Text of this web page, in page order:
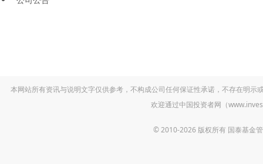
本网站所有资讯与说明文字仅供参考，不构成公司任何保证性承诺，不存在明
欢迎通过中国投资者网（
© 2010-2026 版权所有 国泰基金